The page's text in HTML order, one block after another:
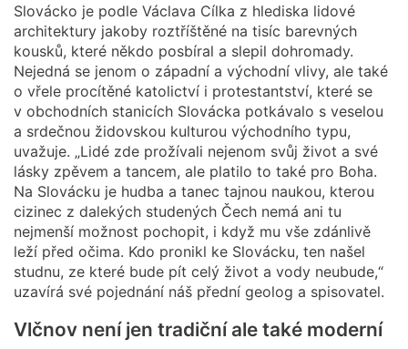
Slovácko je podle Václava Cílka z hlediska lidové
architektury jakoby roztříštěné na tisíc barevných
kousků, které někdo posbíral a slepil dohromady.
Nejedná se jenom o západní a východní vlivy, ale také
o vřele procítěné katolictví i protestantství, které se
v obchodních stanicích Slovácka potkávalo s veselou
a srdečnou židovskou kulturou východního typu,
uvažuje. „Lidé zde prožívali nejenom svůj život a své
lásky zpěvem a tancem, ale platilo to také pro Boha.
Na Slovácku je hudba a tanec tajnou naukou, kterou
cizinec z dalekých studených Čech nemá ani tu
nejmenší možnost pochopit, i když mu vše zdánlivě
leží před očima. Kdo pronikl ke Slovácku, ten našel
studnu, ze které bude pít celý život a vody neubude,“
uzavírá své pojednání náš přední geolog a spisovatel.
Vlčnov není jen tradiční ale také moderní